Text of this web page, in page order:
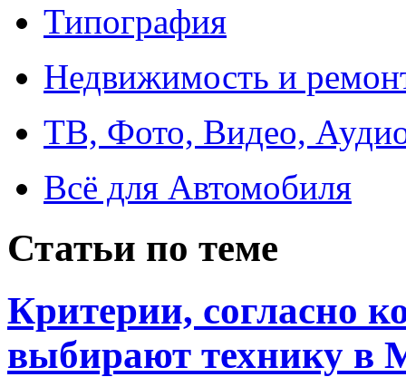
Типография
Недвижимость и
ТВ, Фото, Видео,
Всё для Автомобиля
Статьи по теме
Критерии, согласно
выбирают технику в